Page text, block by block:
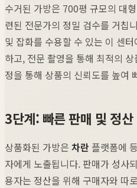
수거된 가방은 700평 규모의 대
련된 전문가의 정밀 검수를 거칩
및 잡화를 수용할 수 있는 이 센
하고, 전문 촬영을 통해 최적의
정을 통해 상품의 신뢰도를 높여
3단계: 빠른 판매 및 정산
상품화된 가방은 차란 플랫폼에
자에게 노출됩니다. 판매가 성사
용자는 정산을 위해 구매자와 따